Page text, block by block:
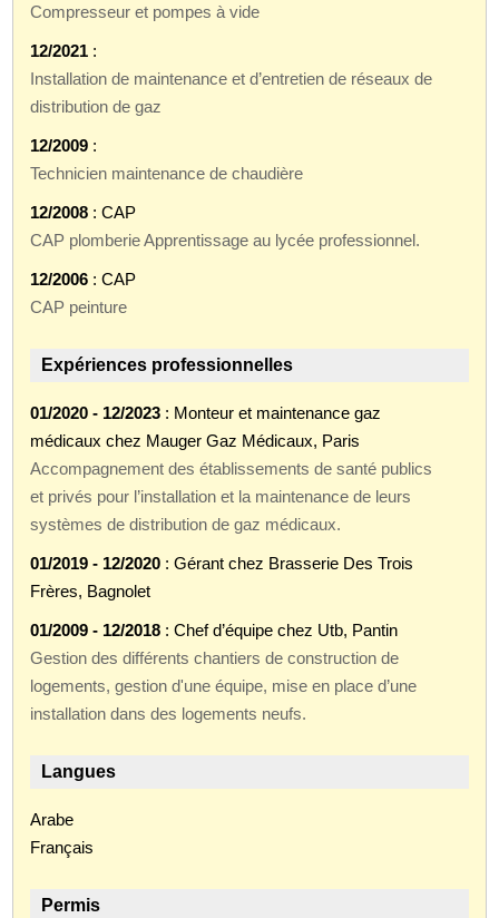
Compresseur et pompes à vide
12/2021 :
Installation de maintenance et d’entretien de réseaux de
distribution de gaz
12/2009 :
Technicien maintenance de chaudière
12/2008 : CAP
CAP plomberie Apprentissage au lycée professionnel.
12/2006 : CAP
CAP peinture
Expériences professionnelles
01/2020 - 12/2023 : Monteur et maintenance gaz
médicaux chez Mauger Gaz Médicaux, Paris
Accompagnement des établissements de santé publics
et privés pour l’installation et la maintenance de leurs
systèmes de distribution de gaz médicaux.
01/2019 - 12/2020 : Gérant chez Brasserie Des Trois
Frères, Bagnolet
01/2009 - 12/2018 : Chef d’équipe chez Utb, Pantin
Gestion des différents chantiers de construction de
logements, gestion d'une équipe, mise en place d’une
installation dans des logements neufs.
Langues
Arabe
Français
Permis